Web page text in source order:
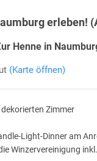
erleben!
Henne in
(Karte öffnen)
Zimmer
Light-Dinner am
Winzervereinigung